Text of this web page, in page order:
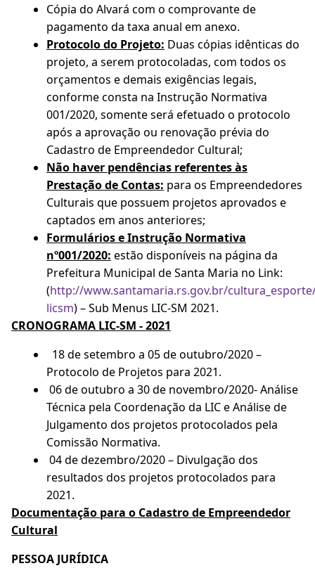
Cópia do Alvará com o comprovante de
pagamento da taxa anual em anexo.
Protocolo do Projeto: Duas cópias idênticas do
projeto, a serem protocoladas, com todos os
orçamentos e demais exigências legais,
conforme consta na Instrução Normativa
001/2020, somente será efetuado o protocolo
após a aprovação ou renovação prévia do
Cadastro de Empreendedor Cultural;
Não haver pendências referentes às
Prestação de Contas: para os Empreendedores
Culturais que possuem projetos aprovados e
captados em anos anteriores;
Formulários e Instrução Normativa
nº001/2020: estão disponíveis na página da
Prefeitura Municipal de Santa Maria no Link:
(http://www.santamaria.rs.gov.br/
licsm) – Sub Menus LIC-SM 2021.
CRONOGRAMA LIC-SM - 2021
18 de setembro a 05 de outubro/2020 –
Protocolo de Projetos para 2021.
06 de outubro a 30 de novembro/2020- Análise
Técnica pela Coordenação da LIC e Análise de
Julgamento dos projetos protocolados pela
Comissão Normativa.
04 de dezembro/2020 – Divulgação dos
resultados dos projetos protocolados para
2021.
Documentação para o Cadastro de Empreendedor
Cultural
PESSOA JURÍDICA